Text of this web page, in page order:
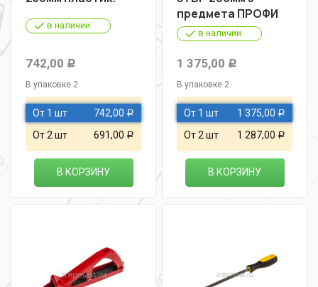
в наличии
742,00 Р
В упаковке 2
От 1 шт 742,00 Р
От 2 шт 691,00 Р
В КОРЗИНУ
предмета ПРОФИ
в наличии
1 375,00 Р
В упаковке 2
От 1 шт 1 375,00 Р
От 2 шт 1 287,00 Р
В КОРЗИНУ